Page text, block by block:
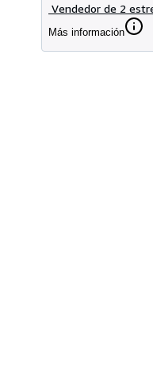
Vendedor de 2
Más información